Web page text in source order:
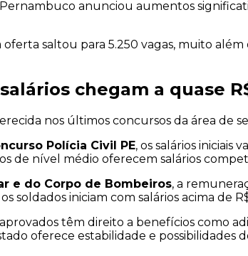
anunciou aumentos
oferta saltou para 5.250 vagas, muito
chegam a quase
nos últimos concursos da área de
Polícia Civil PE, os salários iniciais
de nível médio oferecem salários
e do Corpo de Bombeiros, a
soldados iniciam com salários acima de
aprovados têm direito a benefícios como
oferece estabilidade e possibilidades